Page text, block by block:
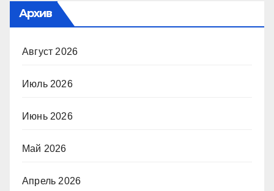
Архив
Август 2026
Июль 2026
Июнь 2026
Май 2026
Апрель 2026